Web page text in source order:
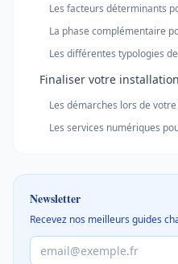
Les facteurs déterminants
La phase complémentaire
Les différentes typologies
Finaliser votre
Les démarches lors de
Les services numériques
Newsletter
Recevez nos meilleurs guides